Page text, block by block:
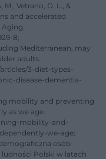
Vetrano, D. L., &
and accelerated
8;
Mediterranean, may
adults.
3-diet-types-
disease-dementia-
mobility and preventing
as we age.
mobility-and-
we-age;
osób
Polski w latach